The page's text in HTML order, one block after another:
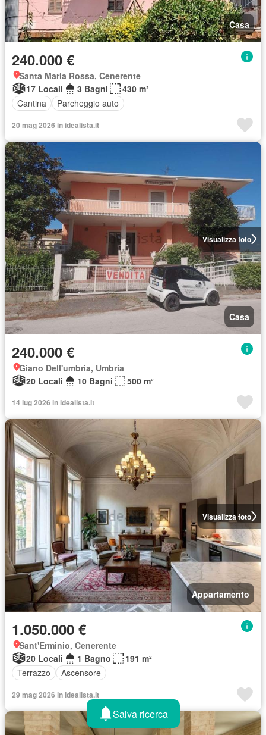
Casa
240.000 €
Santa Maria Rossa, Cenerente
17 Locali
3 Bagni
430 m²
Cantina
Parcheggio auto
20 mag 2026 in idealista.it
Visualizza foto
Casa
240.000 €
Giano Dell'umbria, Umbria
20 Locali
10 Bagni 500 m²
14 lug 2026 in idealista.it
Visualizza foto
Appartamento
1.050.000 €
Sant'Erminio, Cenerente
20 Locali
1 Bagno
191 m²
Terrazzo
Ascensore
29 mag 2026 in idealista.it
Salva ricerca